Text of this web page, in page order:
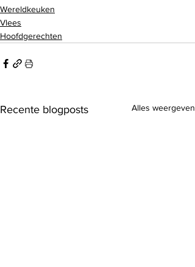
Wereldkeuken
Vlees
Hoofdgerechten
Recente blogposts Alles weergeven